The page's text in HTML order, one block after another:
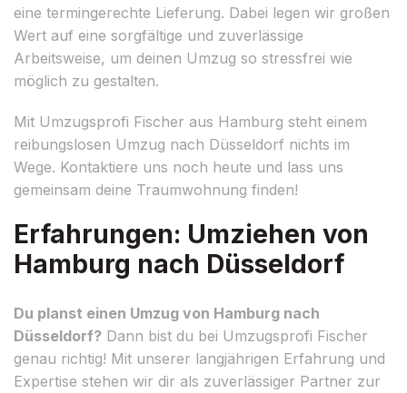
eine termingerechte Lieferung. Dabei legen wir großen
Wert auf eine sorgfältige und zuverlässige
Arbeitsweise, um deinen Umzug so stressfrei wie
möglich zu gestalten.
Mit Umzugsprofi Fischer aus Hamburg steht einem
reibungslosen Umzug nach Düsseldorf nichts im
Wege. Kontaktiere uns noch heute und lass uns
gemeinsam deine Traumwohnung finden!
Erfahrungen: Umziehen von
Hamburg nach Düsseldorf
Du planst einen Umzug von Hamburg nach
Düsseldorf? Dann bist du bei Umzugsprofi Fischer
genau richtig! Mit unserer langjährigen Erfahrung und
Expertise stehen wir dir als zuverlässiger Partner zur